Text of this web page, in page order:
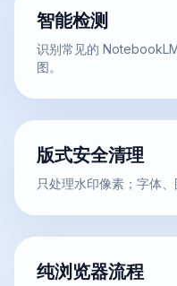
智能检测
识别常见的
图。
版式安全清理
只处理水印像素；字体、
纯浏览器流程